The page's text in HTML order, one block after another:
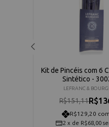
Kit de Pincéis com 6
Sintético -
LEFRANC &
R$151,11
R$129,20
2 x de R$68,00